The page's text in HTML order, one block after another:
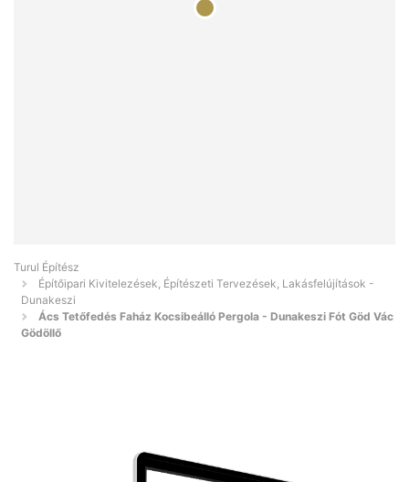
Turul Építész
Építőipari Kivitelezések, Építészeti Tervezések, Lakásfelújítások -
Dunakeszi
Ács Tetőfedés Faház Kocsibeálló Pergola - Dunakeszi Fót Göd Vác
Gödöllő